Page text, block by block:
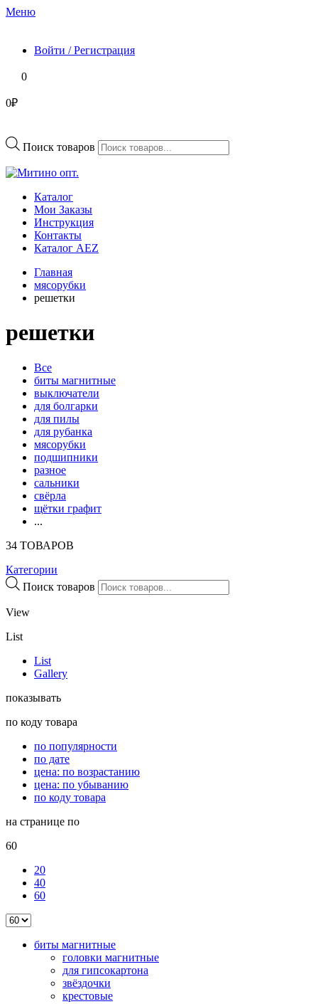
Меню
Войти / Регистрация
0
0₽
Поиск товаров
Каталог
Мои Заказы
Инструкция
Контакты
Каталог AEZ
Главная
мясорубки
решетки
решетки
Все
биты магнитные
выключатели
для болгарки
для пилы
для рубанка
мясорубки
подшипники
разное
сальники
свёрла
щётки графит
...
34 ТОВАРОВ
Категории
Поиск товаров
View
List
List
Gallery
показывать
по коду товара
по популярности
по дате
цена: по возрастанию
цена: по убыванию
по коду товара
на странице по
60
20
40
60
биты магнитные
головки магнитные
для гипсокартона
звёздочки
крестовые